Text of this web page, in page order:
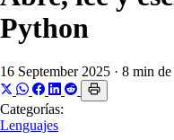
Python
16 September 2025 · 8 min de
Categorías:
Lenguajes